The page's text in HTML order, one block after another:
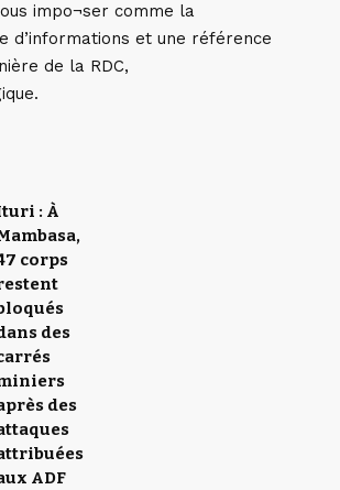
impo¬ser comme la
d’informations et une référence
de la RDC,
: À
corps
des
des
ADF